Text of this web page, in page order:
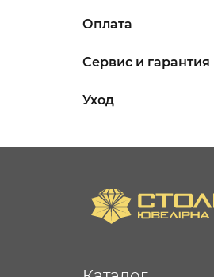
Оплата
Сервис и гарантия
Уход